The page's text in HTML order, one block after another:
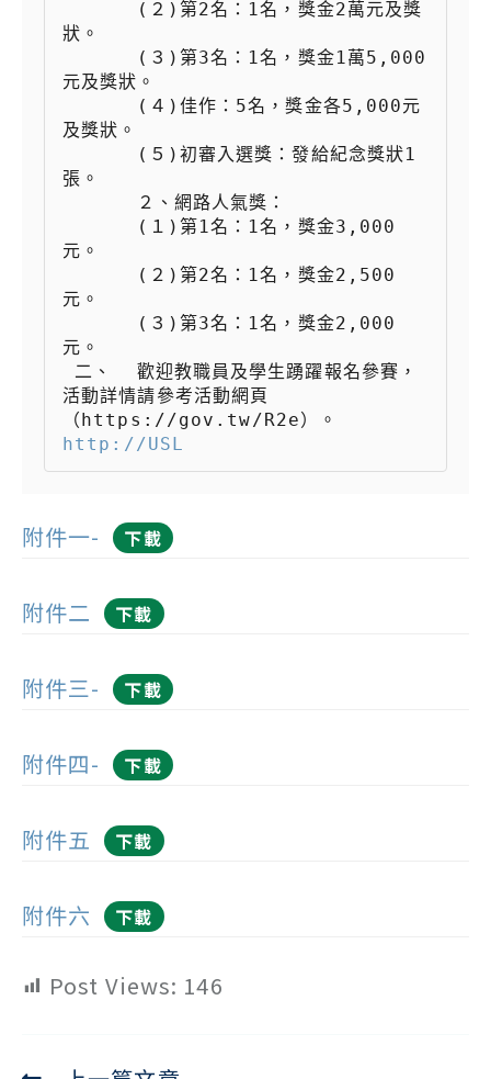
狀。
元及獎狀。
及獎狀。
張。
元。
元。
元。
活動詳情請參考活動網頁
（https://gov.tw/R2e）。
http://USL
附件一- 下載
附件二 下載
附件三- 下載
附件四- 下載
附件五 下載
附件六 下載
Post Views: 146